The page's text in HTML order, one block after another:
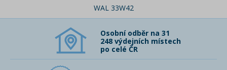
WAL 33W42
Osobní odběr na 31
248 výdejních místech
po celé ČR